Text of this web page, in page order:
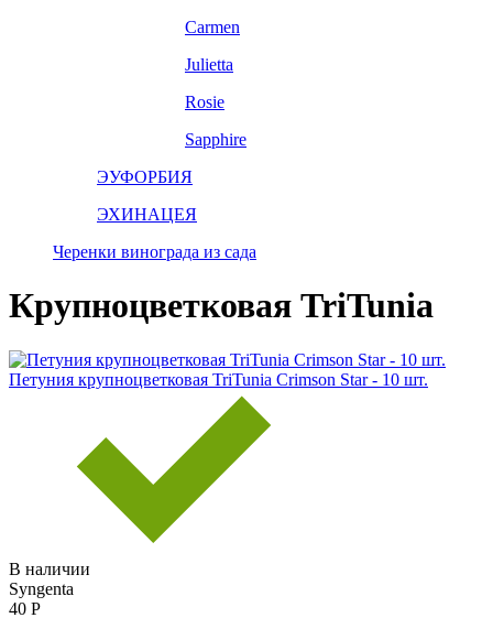
Carmen
Julietta
Rosie
Sapphire
ЭУФОРБИЯ
ЭХИНАЦЕЯ
Черенки винограда из сада
Крупноцветковая TriTunia
Петуния крупноцветковая TriTunia Crimson Star - 10 шт.
В наличии
Syngenta
40 Р